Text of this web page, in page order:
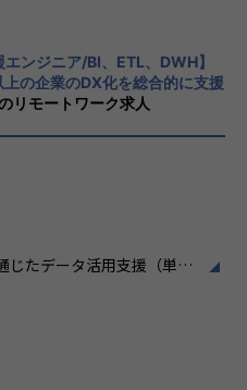
できる
で顧客のビジネス成長に
峙できる
い役割
・ビジネス視点を活か
ト
つつ、再び顧客最前線で
たちは「プロフェッショ
化」をミッションとして
い専門性を持った技術
られた多様性のある高度
リティ＆ローコストで提
の競争優位確保に貢献す
命としております。
」を目指しています。理
して、社員全員が燃え続
る長期的な貢献を果たす
ンジニア/BI、ETL、DWH】
の企業のDX化を総合的に支援
リモートワーク求人
じたデータ活用支援（単発
す。
するデータ活用の提案・